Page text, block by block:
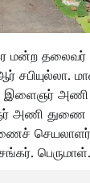
மன்ற
சபியுல்லா.
இளைஞர் அணி
அணி துணை
பெருமாள்.